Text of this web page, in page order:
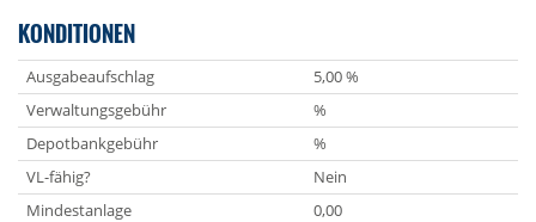
KONDITIONEN
Ausgabeaufschlag
5,00 %
Verwaltungsgebühr
%
Depotbankgebühr
%
VL-fähig?
Nein
Mindestanlage
0,00